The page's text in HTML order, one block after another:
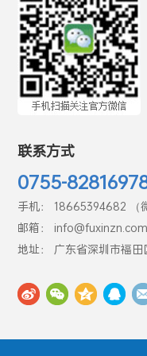
联系方式
0755-
手机： 18665394682 （
邮箱： info@fuxinzn.com
地址： 广东省深圳市福